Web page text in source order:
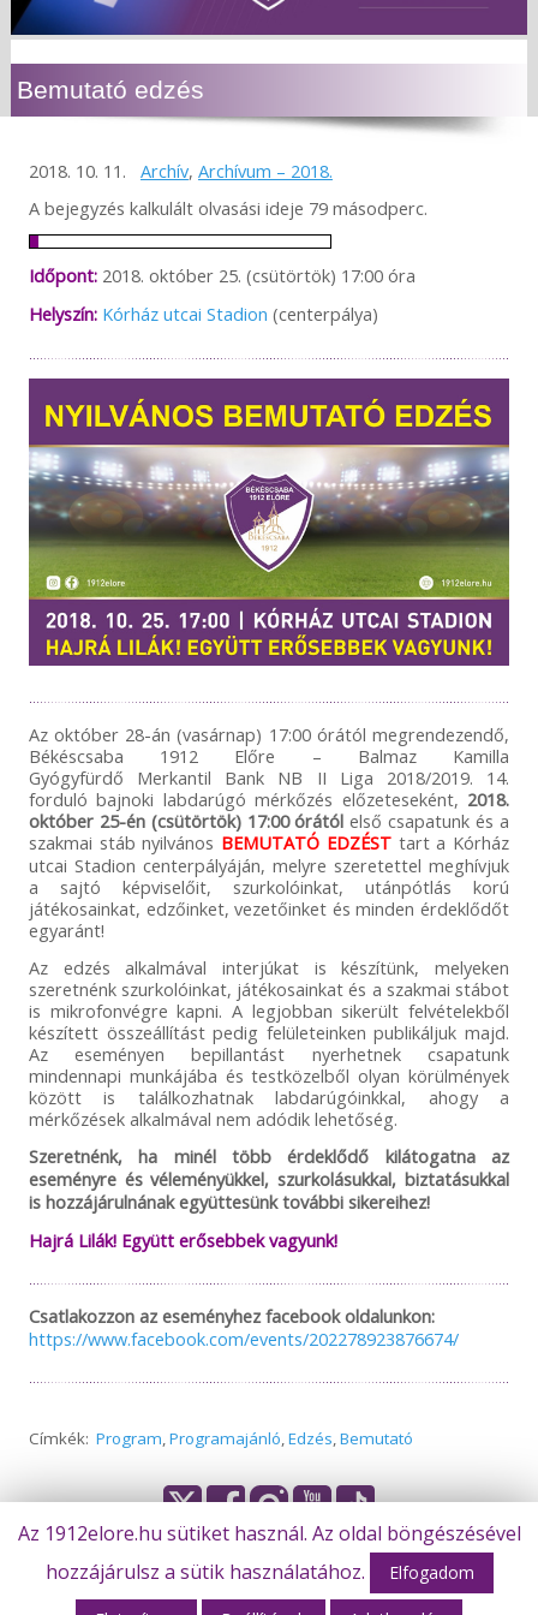
Bemutató edzés
2018. 10. 11. Archív, Archívum – 2018.
A bejegyzés kalkulált olvasási ideje 79 másodperc.
Időpont:2018. október 25. (csütörtök) 17:00 óra
Helyszín: Kórház utcai Stadion (centerpálya)
Az október 28-án (vasárnap) 17:00 órától megrendezendő,
Békéscsaba 1912 Előre – Balmaz Kamilla
Gyógyfürdő Merkantil Bank NB II Liga 2018/2019. 14.
forduló bajnoki labdarúgó mérkőzés előzeteseként, 2018.
október 25-én (csütörtök) 17:00 órától első csapatunk és a
szakmai stáb nyilvános BEMUTATÓ EDZÉSTtart a Kórház
utcai Stadion centerpályáján, melyre szeretettel meghívjuk
a sajtó képviselőit, szurkolóinkat, utánpótlás korú
játékosainkat, edzőinket, vezetőinket és minden érdeklődőt
egyaránt!
Az edzés alkalmával interjúkat is készítünk, melyeken
szeretnénk szurkolóinkat, játékosainkat és a szakmai stábot
is mikrofonvégre kapni. A legjobban sikerült felvételekből
készített összeállítást pedig felületeinken publikáljuk majd.
Az eseményen bepillantást nyerhetnek csapatunk
mindennapi munkájába és testközelből olyan körülmények
között is találkozhatnak labdarúgóinkkal, ahogy a
mérkőzések alkalmával nem adódik lehetőség.
Szeretnénk, ha minél több érdeklődő kilátogatna az
eseményre és véleményükkel, szurkolásukkal, biztatásukkal
is hozzájárulnának együttesünk további sikereihez!
Hajrá Lilák! Együtt erősebbek vagyunk!
Csatlakozzon az eseményhez facebook oldalunkon:
https://www.facebook.com/events/202278923876674/
Címkék: Program,Programajánló,Edzés,Bemutató
© Békéscsaba 1912 Előre Futball Zrt.
Az 1912elore.hu sütiket használ. Az oldal böngészésével
hozzájárulsz a sütik használatához.
Elfogadom